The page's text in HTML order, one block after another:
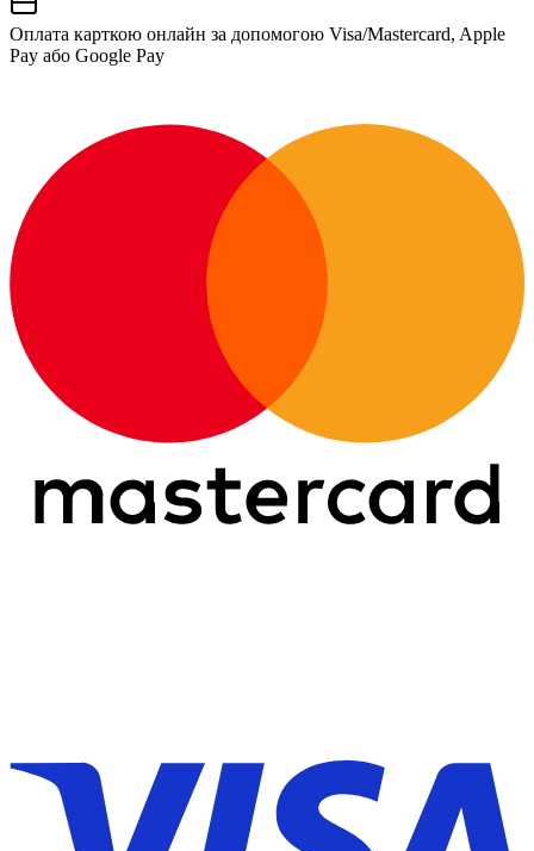
Оплата карткою онлайн за допомогою Visa/Mastercard, Apple
Pay або Google Pay